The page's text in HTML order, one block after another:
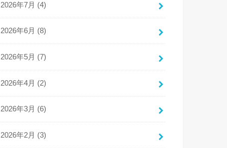
2026年7月 (4)
2026年6月 (8)
2026年5月 (7)
2026年4月 (2)
2026年3月 (6)
2026年2月 (3)